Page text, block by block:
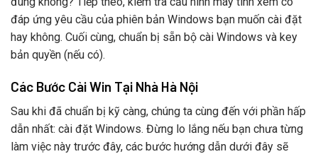
đáp ứng yêu cầu của phiên bản Windows bạn muốn cài đặt
hay không. Cuối cùng, chuẩn bị sẵn bộ cài Windows và key
bản quyền (nếu có).
Các Bước Cài Win Tại Nhà Hà Nội
Sau khi đã chuẩn bị kỹ càng, chúng ta cùng đến với phần hấp
dẫn nhất: cài đặt Windows. Đừng lo lắng nếu bạn chưa từng
làm việc này trước đây, các bước hướng dẫn dưới đây sẽ